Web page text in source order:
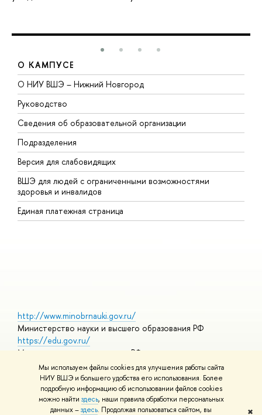
Мы используем файлы cookies для улучшения работы сайта
НИУ ВШЭ и большего удобства его использования. Более
подробную информацию об использовании файлов cookies
можно найти здесь, наши правила обработки персональных
данных –здесь. Продолжая пользоваться сайтом, вы ✖
О КАМПУСЕ
О НИУ ВШЭ – Нижний Новгород
Руководство
Сведения об образовательной организации
Подразделения
Версия для слабовидящих
ВШЭ для людей с ограниченными возможностями
здоровья и инвалидов
Единая платежная страница
http://www.minobrnauki.gov.ru/
Министерство науки и высшего образования РФ
https://edu.gov.ru/
Министерство просвещения РФ
https://elearning.hse.ru/mooc
Массовые открытые онлайн-курсы